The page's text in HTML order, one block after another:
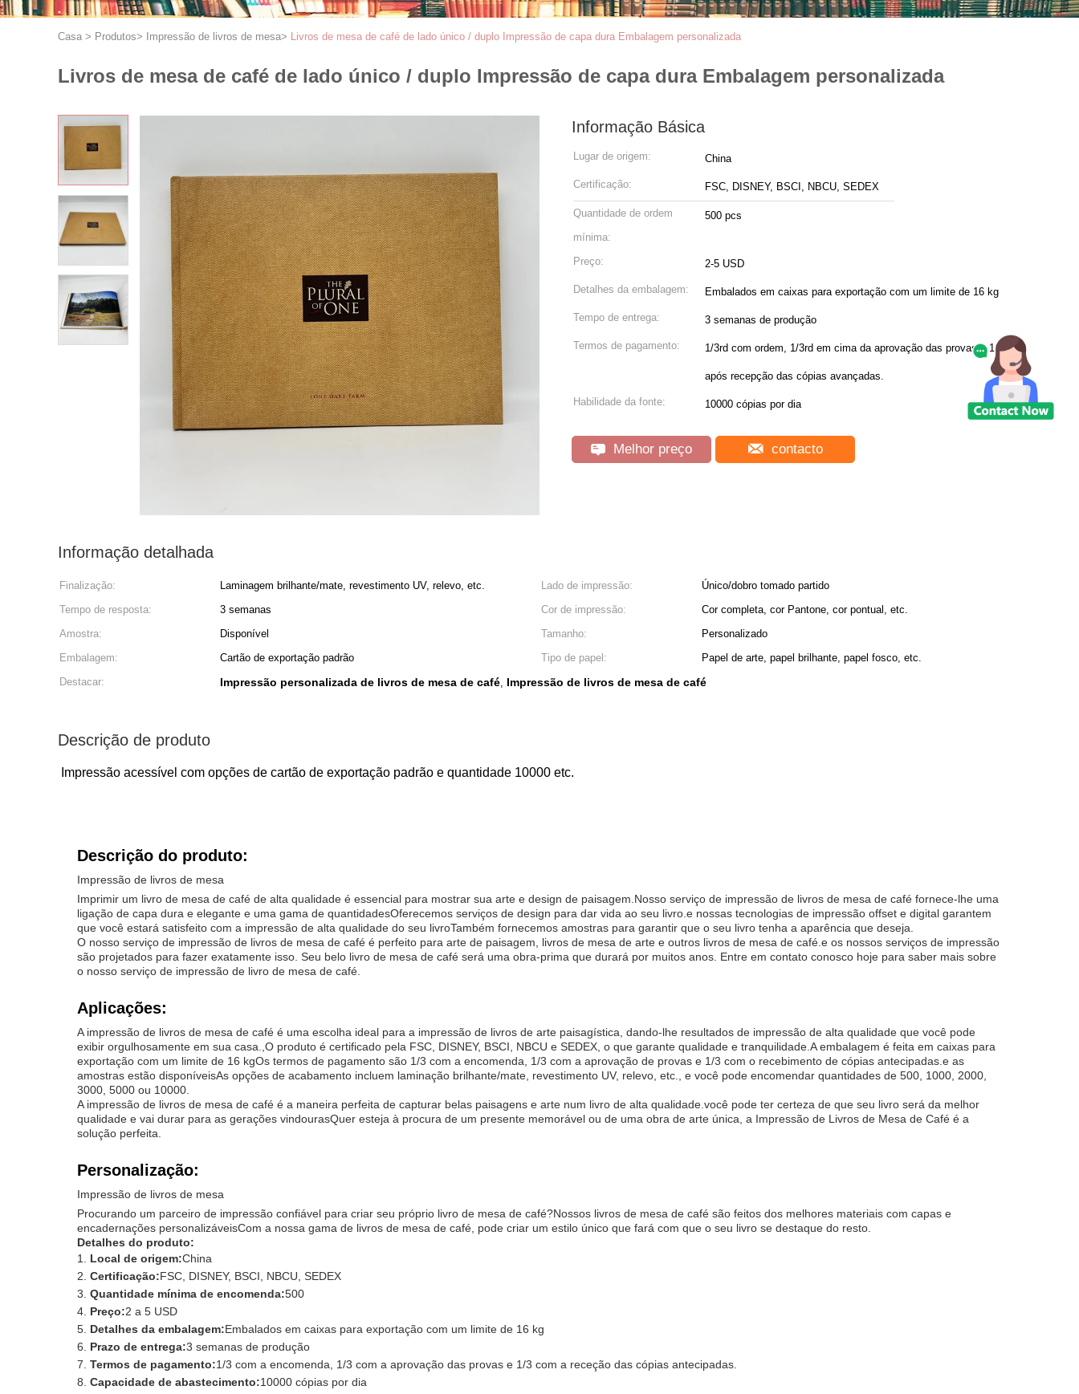
Casa > Produtos> Impressão de livros de mesa> Livros de mesa de café de lado único / duplo Impressão de capa dura Embalagem personalizada
Livros de mesa de café de lado único / duplo Impressão de capa dura Embalagem personalizada
Informação Básica
Lugar de origem: China
Certificação: FSC, DISNEY, BSCI, NBCU, SEDEX
Quantidade de ordem
mínima:
500 pcs
Preço: 2-5 USD
Detalhes da embalagem: Embalados em caixas para exportação com um limite de 16 kg
Tempo de entrega: 3 semanas de produção
Termos de pagamento: 1/3rd com ordem, 1/3rd em cima da aprovação das provas e 1/3rd
após recepção das cópias avançadas.
Habilidade da fonte: 10000 cópias por dia
Melhor preço contacto
Informação detalhada
Finalização: Laminagem brilhante/mate, revestimento UV, relevo, etc. Lado de impressão:
Único/dobro tomado partido
Tempo de resposta:
3 semanas Cor de impressão:
Cor completa, cor Pantone, cor pontual, etc.
Amostra:
Disponível Tamanho:
Personalizado
Embalagem:
Cartão de exportação padrão Tipo de papel:
Papel de arte, papel brilhante, papel fosco, etc.
Destacar:
Impressão personalizada de livros de mesa de café, Impressão de livros de mesa de café
Descrição de produto
Impressão acessível com opções de cartão de exportação padrão e quantidade 10000 etc.
Descrição do produto:
Impressão de livros de mesa
Imprimir um livro de mesa de café de alta qualidade é essencial para mostrar sua arte e design de paisagem.Nosso serviço de impressão de livros de mesa de café fornece-lhe uma
ligação de capa dura e elegante e uma gama de quantidadesOferecemos serviços de design para dar vida ao seu livro.e nossas tecnologias de impressão offset e digital garantem
que você estará satisfeito com a impressão de alta qualidade do seu livroTambém fornecemos amostras para garantir que o seu livro tenha a aparência que deseja.
O nosso serviço de impressão de livros de mesa de café é perfeito para arte de paisagem, livros de mesa de arte e outros livros de mesa de café.e os nossos serviços de impressão
são projetados para fazer exatamente isso. Seu belo livro de mesa de café será uma obra-prima que durará por muitos anos. Entre em contato conosco hoje para saber mais sobre
o nosso serviço de impressão de livro de mesa de café.
Aplicações:
A impressão de livros de mesa de café é uma escolha ideal para a impressão de livros de arte paisagística, dando-lhe resultados de impressão de alta qualidade que você pode
exibir orgulhosamente em sua casa.,O produto é certificado pela FSC, DISNEY, BSCI, NBCU e SEDEX, o que garante qualidade e tranquilidade.A embalagem é feita em caixas para
exportação com um limite de 16 kgOs termos de pagamento são 1/3 com a encomenda, 1/3 com a aprovação de provas e 1/3 com o recebimento de cópias antecipadas.e as
amostras estão disponíveisAs opções de acabamento incluem laminação brilhante/mate, revestimento UV, relevo, etc., e você pode encomendar quantidades de 500, 1000, 2000,
3000, 5000 ou 10000.
A impressão de livros de mesa de café é a maneira perfeita de capturar belas paisagens e arte num livro de alta qualidade.você pode ter certeza de que seu livro será da melhor
qualidade e vai durar para as gerações vindourasQuer esteja à procura de um presente memorável ou de uma obra de arte única, a Impressão de Livros de Mesa de Café é a
solução perfeita.
Personalização:
Impressão de livros de mesa
Procurando um parceiro de impressão confiável para criar seu próprio livro de mesa de café?Nossos livros de mesa de café são feitos dos melhores materiais com capas e
encadernações personalizáveisCom a nossa gama de livros de mesa de café, pode criar um estilo único que fará com que o seu livro se destaque do resto.
Detalhes do produto:
Local de origem:China
Certificação:FSC, DISNEY, BSCI, NBCU, SEDEX
Quantidade mínima de encomenda:500
Preço:2 a 5 USD
Detalhes da embalagem:Embalados em caixas para exportação com um limite de 16 kg
Prazo de entrega:3 semanas de produção
Termos de pagamento:1/3 com a encomenda, 1/3 com a aprovação das provas e 1/3 com a receção das cópias antecipadas.
Capacidade de abastecimento:10000 cópias por dia